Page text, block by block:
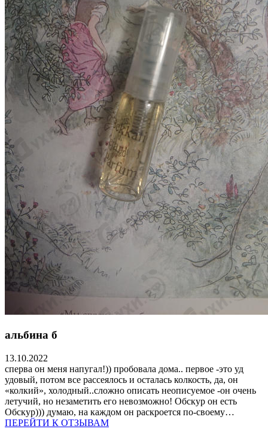
альбина б
13.10.2022
сперва он меня напугал!)) пробовала дома.. первое -это уд
удовый, потом все рассеялось и осталась колкость, да, он
«колкий», холодный..сложно описать неописуемое -он очень
летучий, но незаметить его невозможно! Обскур он есть
Обскур))) думаю, на каждом он раскроется по-своему…
ПЕРЕЙТИ К ОТЗЫВАМ